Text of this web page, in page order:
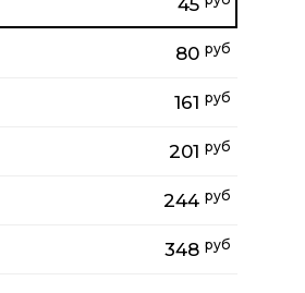
80 руб
161 руб
201 руб
244 руб
348 руб